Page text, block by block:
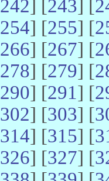
242] [243] [
254] [255] [
266] [267] [
278] [279] [
290] [291] [
302] [303] [
314] [315] [
326] [327] [